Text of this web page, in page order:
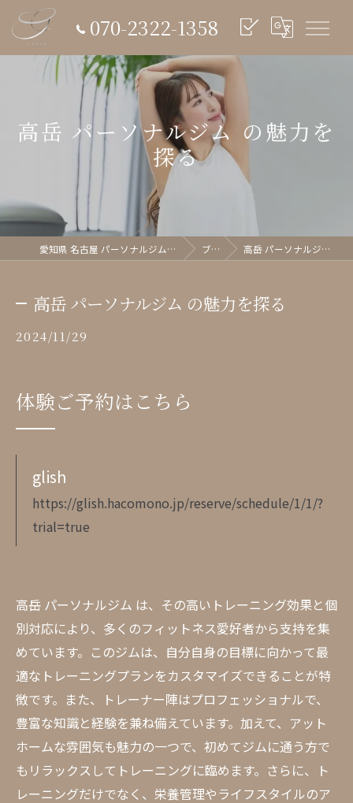
070-2322-1358
高岳 パーソナルジム の魅力を
探る
愛知県 名古屋 パーソナルジム glish《グリッシュ》 ブログ 高岳 パーソナルジム の魅力を探る
高岳 パーソナルジム の魅力を探る
2024/11/29
体験ご予約はこちら
glish
https://glish.hacomono.jp/reserve/schedule/1/1/?
trial=true
高岳 パーソナルジム は、その高いトレーニング効果と個
別対応により、多くのフィットネス愛好者から支持を集
めています。このジムは、自分自身の目標に向かって最
適なトレーニングプランをカスタマイズできることが特
徴です。また、トレーナー陣はプロフェッショナルで、
豊富な知識と経験を兼ね備えています。加えて、アット
ホームな雰囲気も魅力の一つで、初めてジムに通う方で
もリラックスしてトレーニングに臨めます。さらに、ト
レーニングだけでなく、栄養管理やライフスタイルのア